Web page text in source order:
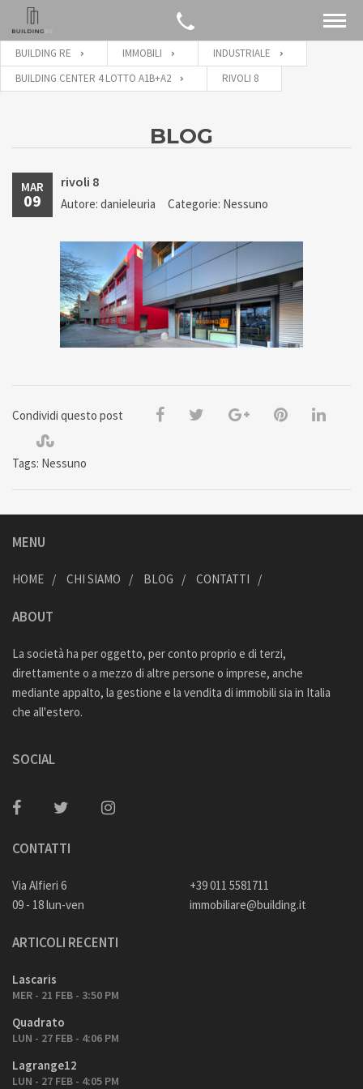
BUILDING RE IMMOBILI
INDUSTRIALE
BUILDING CENTER 4 LOTTO A1B+A2
RIVOLI 8
BLOG
MAR
09
rivoli 8
Autore: danieleuria Categorie: Nessuno
Condividi questo post
Tags: Nessuno
MENU
HOME CHI SIAMO BLOG CONTATTI
ABOUT
La società ha per oggetto, per conto proprio e di terzi,
direttamente o a mezzo di altre persone o imprese, anche
mediante appalto, la gestione e la vendita di immobili sia in Italia
che all'estero.
SOCIAL
CONTATTI
Via Alfieri 6
09 - 18 lun-ven
+39 011 5581711
immobiliare@building.it
ARTICOLI RECENTI
Lascaris
MER - 21 FEB - 3:50 PM
Quadrato
LUN - 27 FEB - 4:06 PM
Lagrange12
LUN - 27 FEB - 4:05 PM